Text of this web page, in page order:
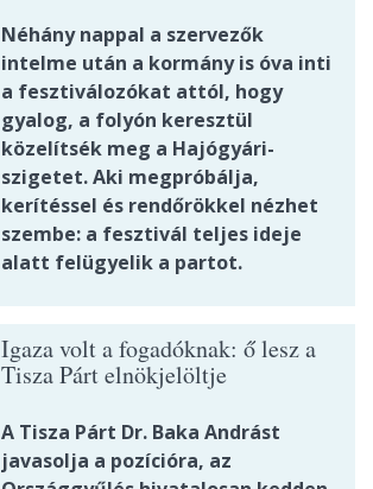
Néhány nappal a szervezők
intelme után a kormány is óva inti
a fesztiválozókat attól, hogy
gyalog, a folyón keresztül
közelítsék meg a Hajógyári-
szigetet. Aki megpróbálja,
kerítéssel és rendőrökkel nézhet
szembe: a fesztivál teljes ideje
alatt felügyelik a partot.
Igaza volt a fogadóknak: ő lesz a
Tisza Párt elnökjelöltje
A Tisza Párt Dr. Baka Andrást
javasolja a pozícióra, az